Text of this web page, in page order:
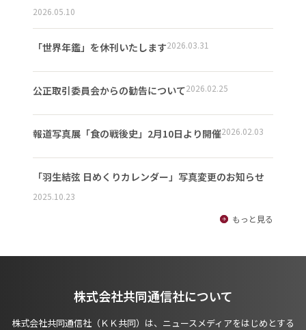
2026.05.10
「世界年鑑」を休刊いたします2026.03.31
公正取引委員会からの勧告について2026.02.25
報道写真展「食の戦後史」2月10日より開催2026.02.03
「羽生結弦 日めくりカレンダー」写真変更のお知らせ
2025.10.23
もっと見る
株式会社共同通信社について
株式会社共同通信社（ＫＫ共同）は、ニュースメディアをはじめとする